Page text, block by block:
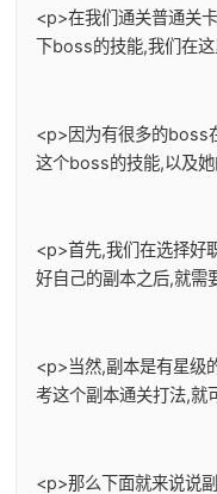
<p>在我们通关普通关
下boss的技能,我们在
<p>因为有很多的boss
这个boss的技能,以及
<p>首先,我们在选择好
好自己的副本之后,就需
<p>当然,副本是有星级
考这个副本通关打法,就
<p>那么下面就来说说